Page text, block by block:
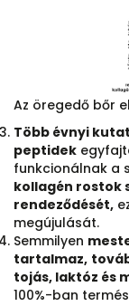
Az öregedő bőr
Több évnyi
peptidek
funkcionálnak a
kollagén rostok
rendeződését,
megújulását.
Semmilyen
tartalmaz,
tojás, laktóz és
100%-ban